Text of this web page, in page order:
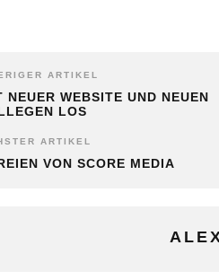
ARTIKEL
WEBSITE UND NEUEN
LOS
ARTIKEL
VON SCORE MEDIA